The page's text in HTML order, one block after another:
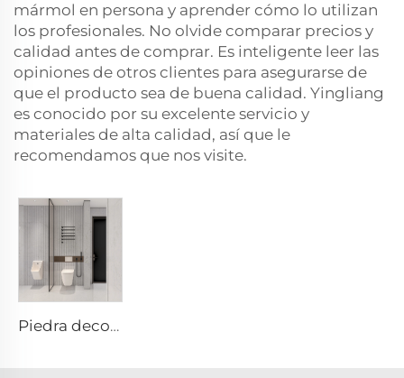
mármol en persona y aprender cómo lo utilizan
los profesionales. No olvide comparar precios y
calidad antes de comprar. Es inteligente leer las
opiniones de otros clientes para asegurarse de
que el producto sea de buena calidad. Yingliang
es conocido por su excelente servicio y
materiales de alta calidad, así que le
recomendamos que nos visite.
Piedra decorativa de mármol blanco alpino